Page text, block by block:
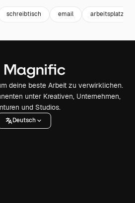
schreibtisch email arbeitsplatz
deine beste Arbeit zu verwirklichen.
unter Kreativen, Unternehmen,
und Studios.
Deutsch